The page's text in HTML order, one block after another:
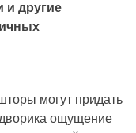
и другие
могут придать
дворика ощущение